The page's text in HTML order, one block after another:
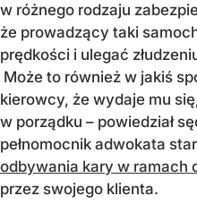
w różnego rodzaju
że prowadzący taki
prędkości i ulegać
Może to również w jakiś
kierowcy, że wydaje mu
w porządku – powiedział
pełnomocnik adwokata
odbywania kary w ramach
przez swojego klienta.